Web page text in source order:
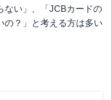
ない」、「JCBカードの
の？」と考える方は多い